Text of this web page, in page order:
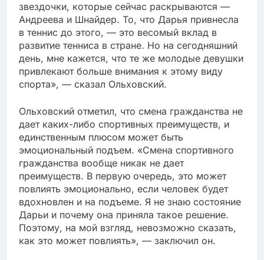
звездочки, которые сейчас раскрываются —
Андреева и Шнайдер. То, что Дарья привнесла
в теннис до этого, — это весомый вклад в
развитие тенниса в стране. Но на сегодняшний
день, мне кажется, что те же молодые девушки
привлекают больше внимания к этому виду
спорта», — сказал Ольховский.
Ольховский отметил, что смена гражданства не
дает каких-либо спортивных преимуществ, и
единственным плюсом может быть
эмоциональный подъем. «Смена спортивного
гражданства вообще никак не дает
преимуществ. В первую очередь, это может
повлиять эмоционально, если человек будет
вдохновлен и на подъеме. Я не знаю состояние
Дарьи и почему она приняла такое решение.
Поэтому, на мой взгляд, невозможно сказать,
как это может повлиять», — заключил он.